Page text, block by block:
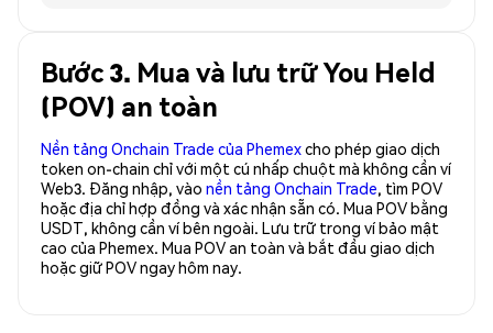
Bước 3. Mua và lưu trữ You Held
(POV) an toàn
Nền tảng Onchain Trade của Phemexcho phép giao dịch
token on-chain chỉ với một cú nhấp chuột mà không cần ví
Web3. Đăng nhập, vào nền tảng Onchain Trade, tìm POV
hoặc địa chỉ hợp đồng và xác nhận sẵn có. Mua POV bằng
USDT, không cần ví bên ngoài. Lưu trữ trong ví bảo mật
cao của Phemex. Mua POV an toàn và bắt đầu giao dịch
hoặc giữ POV ngay hôm nay.